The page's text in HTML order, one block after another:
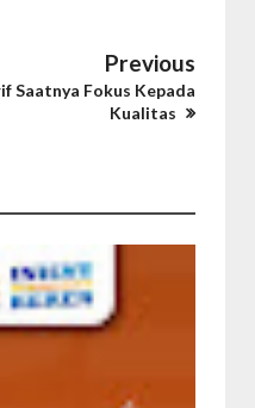
Previous
Saatnya Fokus Kepada
Kualitas